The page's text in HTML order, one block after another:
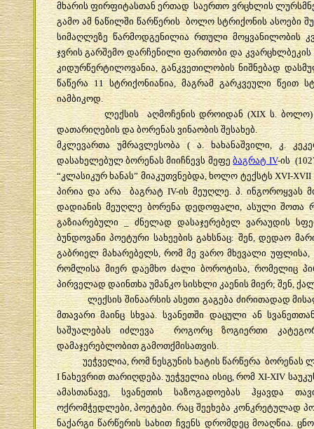
მხარის ფირფიტასთან ერთად საერთო ვრცხლის
გამო ამ ნაწილში წარწერის ბოლო სტრიქონის ასოები
სიმაღლეზე წარმოდგენილია რთული მოყვანილობის
ჯვრის გარშემო დარჩენილი ფართობი და
კიდურწერტილოვანია, განკვეთილობის ნიშნებად
წაწერა 11 სტრიქონიანია, მაგრამ გარკვეული წეით
იამბიკოდ.
ლექსის აღმოჩენის დროიდან (XIX ს. ბოლო)
დათარიღების და ბორენას ვინაობის შესახებ.
მკლევართა უმრავლესობა ( ა. ხახანაშვილი, კ.
დასახელებულ ბორენას მიიჩნევს მეფებაგრატ IV-ის
“კლასიკურ ხანას” მიაკუთვნებდა, ხოლო ტექსტს XVI-
პირია და არა ბაგრატ IV-ის მეუღლე. პ. ინგოროყვას
დადიანის მეუღლე ბორენა დედოფალი, ასული შოთა
გაზიარებული _ ძნელად დასაჯერებელ ვარაუდის
ბუნდოვანი პოეტური სახეების გახსნაც: შენ, დედაო
გაბრიელ მახარებელს, რომ მე ვარო მხევალი
რომლისა მიერ დაემხო ძალი ბოროტისა, რომელიც
პირველად დაინთხა უმანკო სისხლი კაენის მიერ; შენ,
ლექსის შინაარსის ასეთი გაგება ძირითადად
მთავარი მაინც სხვაა. სვანეთში დაცული ან
საშუალებას იძლევა როგორც ზოგიერთი
დამაჯერებლობით გამოთქმისათვის.
უეჭველია, რომ ნესგუნის ხატის წარწერა ბორენას
I ნახევრით თარიღდება. უეჭველია ისიც, რომ XI-XIV
ამასთანავე, სვანეთის საზოგადოებას ჰყავდა
ოქრომჭედლები, პოეტები. რაც შეეხება კონკრეტულად
ნაქარგი წარწერის სახით ჩვენს დრომდეც მოაღწია.